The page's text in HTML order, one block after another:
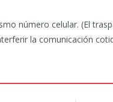
número celular. (El
la comunicación